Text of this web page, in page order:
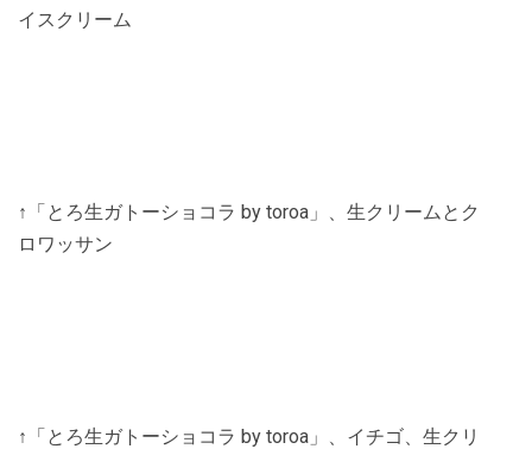
イスクリーム
↑「とろ生ガトーショコラ by toroa」、生クリームとク
ロワッサン
↑「とろ生ガトーショコラ by toroa」、イチゴ、生クリ